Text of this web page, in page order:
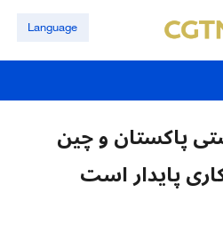
Language
پاکستان و چین
پایدار است